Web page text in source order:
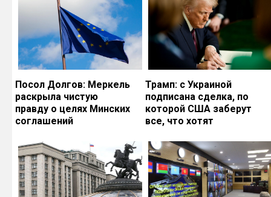
Посол Долгов: Меркель
раскрыла чистую
правду о целях Минских
соглашений
Трамп: с Украиной
подписана сделка, по
которой США заберут
все, что хотят